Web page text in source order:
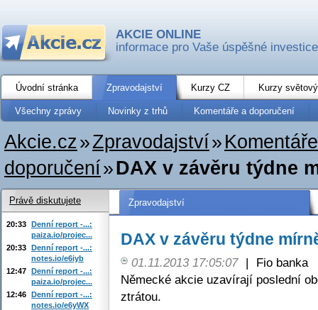
AKCIE ONLINE
informace pro Vaše úspěšné investice
Úvodní stránka Zpravodajství Kurzy CZ Kurzy
Všechny zprávy Novinky z trhů Komentáře a doporučení
Akcie.cz»Zpravodajství»
doporučení»DAX v závěru týdne
Zpravodajství
DAX v závěru týdne
01.11.2013 17:05:07 |
Fio banka
Německé akcie uzavírají poslední
ztrátou.
Právě diskutujete
20:33 Denní report -...:
paiza.io/projec...
20:33 Denní report -...:
notes.io/e6iyb
12:47 Denní report -...:
paiza.io/projec...
12:46 Denní report -...:
notes.io/e6yWX